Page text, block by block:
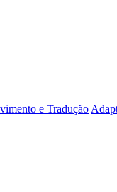
e Tradução